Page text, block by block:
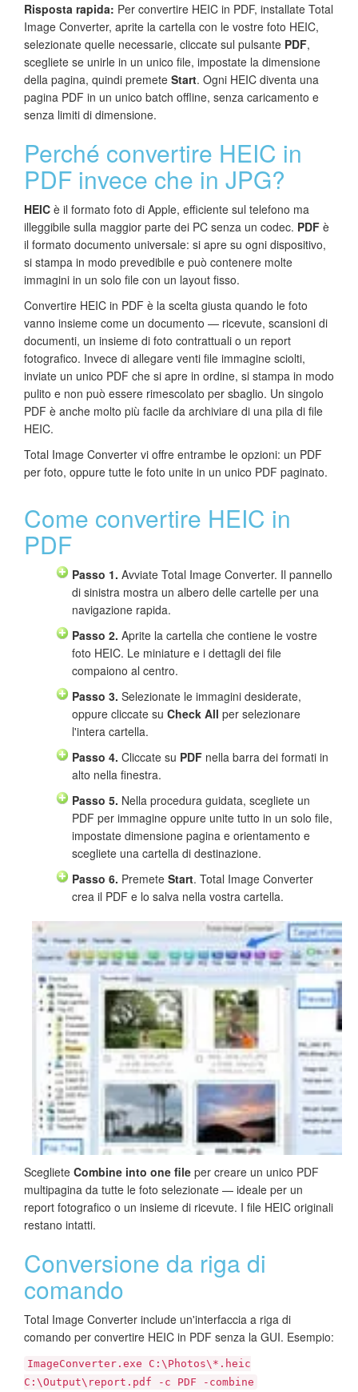
Risposta rapida: Per convertire HEIC in PDF, installate Total
Image Converter, aprite la cartella con le vostre foto HEIC,
selezionate quelle necessarie, cliccate sul pulsante PDF,
scegliete se unirle in un unico file, impostate la dimensione
della pagina, quindi premete Start. Ogni HEIC diventa una
pagina PDF in un unico batch offline, senza caricamento e
senza limiti di dimensione.
Perché convertire HEIC in
PDF invece che in JPG?
HEIC è il formato foto di Apple, efficiente sul telefono ma
illeggibile sulla maggior parte dei PC senza un codec. PDF è
il formato documento universale: si apre su ogni dispositivo,
si stampa in modo prevedibile e può contenere molte
immagini in un solo file con un layout fisso.
Convertire HEIC in PDF è la scelta giusta quando le foto
vanno insieme come un documento — ricevute, scansioni di
documenti, un insieme di foto contrattuali o un report
fotografico. Invece di allegare venti file immagine sciolti,
inviate un unico PDF che si apre in ordine, si stampa in modo
pulito e non può essere rimescolato per sbaglio. Un singolo
PDF è anche molto più facile da archiviare di una pila di file
HEIC.
Total Image Converter vi offre entrambe le opzioni: un PDF
per foto, oppure tutte le foto unite in un unico PDF paginato.
Come convertire HEIC in
PDF
Passo 1. Avviate Total Image Converter. Il pannello
di sinistra mostra un albero delle cartelle per una
navigazione rapida.
Passo 2. Aprite la cartella che contiene le vostre
foto HEIC. Le miniature e i dettagli dei file
compaiono al centro.
Passo 3. Selezionate le immagini desiderate,
oppure cliccate su Check All per selezionare
l'intera cartella.
Passo 4. Cliccate su PDF nella barra dei formati in
alto nella finestra.
Passo 5. Nella procedura guidata, scegliete un
PDF per immagine oppure unite tutto in un solo file,
impostate dimensione pagina e orientamento e
scegliete una cartella di destinazione.
Passo 6. Premete Start. Total Image Converter
crea il PDF e lo salva nella vostra cartella.
Scegliete Combine into one file per creare un unico PDF
multipagina da tutte le foto selezionate — ideale per un
report fotografico o un insieme di ricevute. I file HEIC originali
restano intatti.
Conversione da riga di
comando
Total Image Converter include un'interfaccia a riga di
comando per convertire HEIC in PDF senza la GUI. Esempio:
ImageConverter.exe C:\Photos\*.heic
C:\Output\report.pdf -c PDF -combine